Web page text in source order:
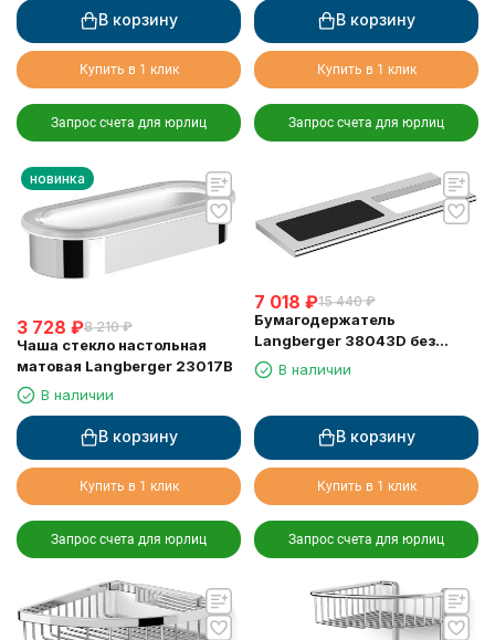
В корзину
Купить в 1 клик
Запрос счета для юрлиц
В корзину
Купить в 1 клик
Запрос счета для юрлиц
новинка
3 728 ₽8 210 ₽
Чаша стекло настольная
матовая Langberger 23017B
В наличии
В корзину
Купить в 1 клик
Запрос счета для юрлиц
7 018 ₽15 440 ₽
Бумагодержатель
Langberger 38043D без
крышки хром с полкой с
резиновым покрытием anti-
В наличии
В корзину
Купить в 1 клик
Запрос счета для юрлиц